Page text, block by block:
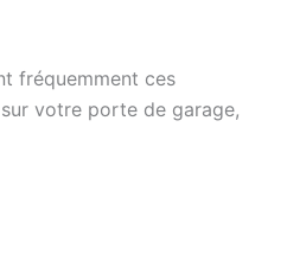
fréquemment ces
votre porte de garage,